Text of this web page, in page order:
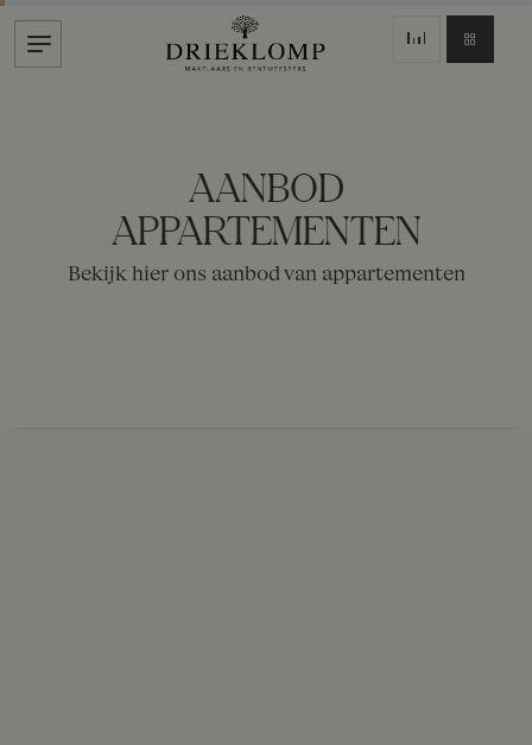
AANBOD
APPARTEMENTEN
Bekijk hier ons aanbod van appartementen